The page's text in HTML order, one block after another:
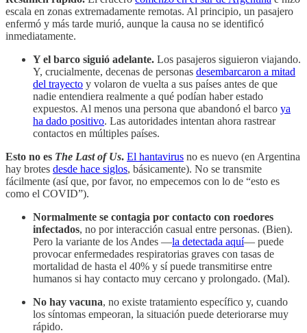
escala en zonas extremadamente remotas. Al principio, un pasajero
enfermó y más tarde murió, aunque la causa no se identificó
inmediatamente.
Y el barco siguió adelante. Los pasajeros siguieron viajando.
Y, crucialmente, decenas de personas desembarcaron a mitad
del trayecto y volaron de vuelta a sus países antes de que
nadie entendiera realmente a qué podían haber estado
expuestos. Al menos una persona que abandonó el barco ya
ha dado positivo. Las autoridades intentan ahora rastrear
contactos en múltiples países.
Esto no es The Last of Us. El hantavirus no es nuevo (en Argentina
hay brotes desde hace siglos, básicamente). No se transmite
fácilmente (así que, por favor, no empecemos con lo de “esto es
como el COVID”).
Normalmente se contagia por contacto con roedores
infectados, no por interacción casual entre personas. (Bien).
Pero la variante de los Andes —la detectada aquí— puede
provocar enfermedades respiratorias graves con tasas de
mortalidad de hasta el 40% y sí puede transmitirse entre
humanos si hay contacto muy cercano y prolongado. (Mal).
No hay vacuna, no existe tratamiento específico y, cuando
los síntomas empeoran, la situación puede deteriorarse muy
rápido.